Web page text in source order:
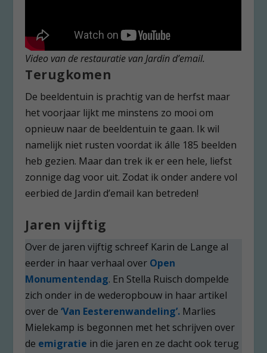
Video van de restauratie van Jardin d’email.
Terugkomen
De beeldentuin is prachtig van de herfst maar
het voorjaar lijkt me minstens zo mooi om
opnieuw naar de beeldentuin te gaan. Ik wil
namelijk niet rusten voordat ik álle 185 beelden
heb gezien. Maar dan trek ik er een hele, liefst
zonnige dag voor uit. Zodat ik onder andere vol
eerbied de Jardin d’email kan betreden!
Jaren vijftig
Over de jaren vijftig schreef Karin de Lange al
eerder in haar verhaal over Open
Monumentendag. En Stella Ruisch dompelde
zich onder in de wederopbouw in haar artikel
over de‘Van Eesterenwandeling’. Marlies
Mielekamp is begonnen met het schrijven over
de emigratie in die jaren en ze dacht ook terug